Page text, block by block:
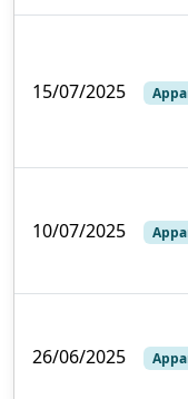
15/07/2025
10/07/2025
26/06/2025